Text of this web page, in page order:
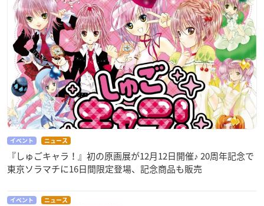
イベント ニュース
『しゅごキャラ！』初の原画展が12月12日開催♪ 20周年記念で
東京ソラマチに16日間限定登場、記念商品も販売
イベント ニュース